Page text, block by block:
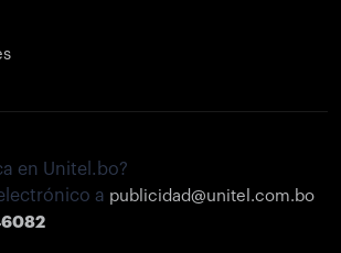
en Unitel.bo?
a publicidad@unitel.com.bo